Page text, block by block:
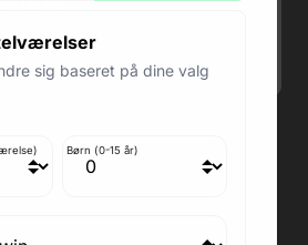
sig baseret på dine valg
Børn (0-15 år)
12.00
ApS Rosendal 1C
3350